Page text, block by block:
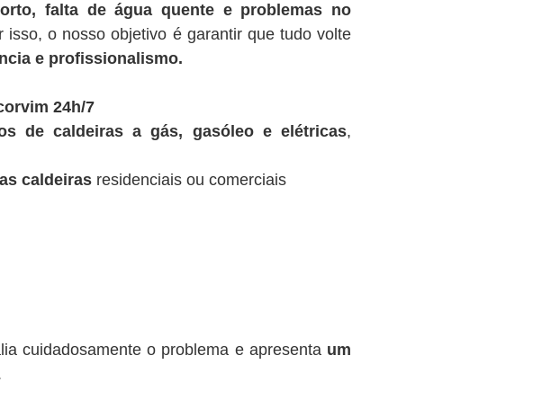
falta de água quente e problemas no
o nosso objetivo é garantir que tudo volte
e profissionalismo.
24h/7
de caldeiras a gás, gasóleo e elétricas,
caldeiras residenciais ou comerciais
cuidadosamente o problema e apresenta um